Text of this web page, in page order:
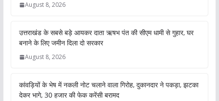
August 8, 2026
उत्तराखंड के सबसे बड़े आयकर दाता ऋषभ पंत की सीएम धामी से गुहार, घर
बनाने के लिए जमीन दिला दो सरकार
August 8, 2026
कांवड़ियों के भेष में नकली नोट चलाने वाला गिरोह, दुकानदार ने पकड़ा, झटका
देकर भागे, 30 हजार की फेक करेंसी बरामद